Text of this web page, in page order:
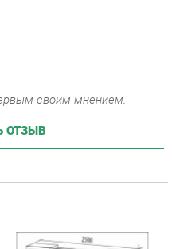
своим мнением.